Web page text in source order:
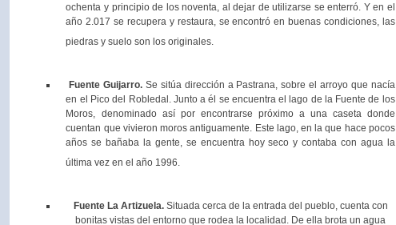
ochenta y principio de los noventa, al dejar de utilizarse se enterró. Y en el
año 2.017 se recupera y restaura, se encontró en buenas condiciones, las
piedras y suelo son los originales.
Fuente Guijarro. Se sitúa dirección a Pastrana, sobre el arroyo que nacía
en el Pico del Robledal. Junto a él se encuentra el lago de la Fuente de los
Moros, denominado así por encontrarse próximo a una caseta donde
cuentan que vivieron moros antiguamente. Este lago, en la que hace pocos
años se bañaba la gente, se encuentra hoy seco y contaba con agua la
última vez en el año 1996.
Fuente La Artizuela.Situada cerca de la entrada del pueblo, cuenta con
bonitas vistas del entorno que rodea la localidad. De ella brota un agua